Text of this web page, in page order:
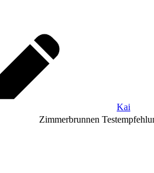
Kai
Zimmerbrunnen